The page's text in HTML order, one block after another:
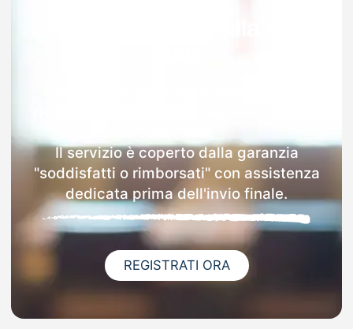
Il servizio è coperto dalla garanzia
"soddisfatti o rimborsati" con assistenza
dedicata prima dell'invio finale.
REGISTRATI ORA